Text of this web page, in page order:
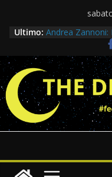
Ultimo: Andrea
Lion Diomande:
Intervista a
il mistero di
Intervista
Intervista a